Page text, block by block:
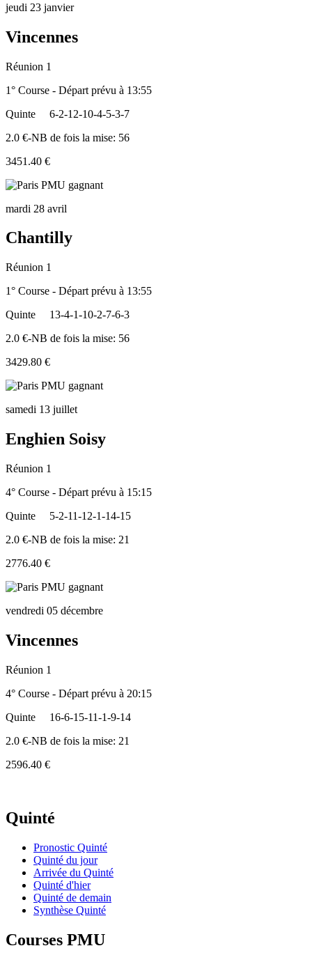
jeudi 23 janvier
Vincennes
Réunion 1
1° Course - Départ prévu à 13:55
Quinte
6-2-12-10-4-5-3-7
2.0 €-NB de fois la mise: 56
3451.40 €
mardi 28 avril
Chantilly
Réunion 1
1° Course - Départ prévu à 13:55
Quinte
13-4-1-10-2-7-6-3
2.0 €-NB de fois la mise: 56
3429.80 €
samedi 13 juillet
Enghien Soisy
Réunion 1
4° Course - Départ prévu à 15:15
Quinte
5-2-11-12-1-14-15
2.0 €-NB de fois la mise: 21
2776.40 €
vendredi 05 décembre
Vincennes
Réunion 1
4° Course - Départ prévu à 20:15
Quinte
16-6-15-11-1-9-14
2.0 €-NB de fois la mise: 21
2596.40 €
Quinté
Pronostic Quinté
Quinté du jour
Arrivée du Quinté
Quinté d'hier
Quinté de demain
Synthèse Quinté
Courses PMU